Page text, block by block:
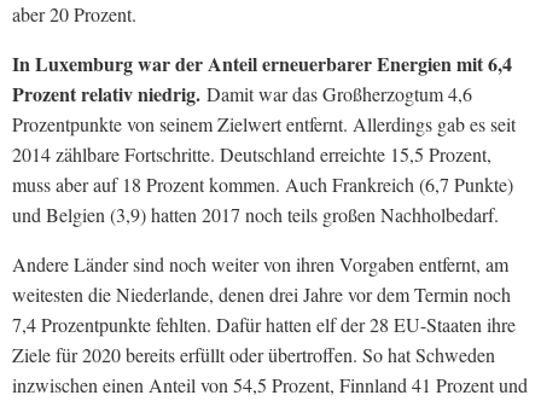
aber 20 Prozent.
In Luxemburg war der Anteil erneuerbarer Energien mit 6,4
Prozent relativ niedrig. Damit war das Großherzogtum 4,6
Prozentpunkte von seinem Zielwert entfernt. Allerdings gab es seit
2014 zählbare Fortschritte. Deutschland erreichte 15,5 Prozent,
muss aber auf 18 Prozent kommen. Auch Frankreich (6,7 Punkte)
und Belgien (3,9) hatten 2017 noch teils großen Nachholbedarf.
Andere Länder sind noch weiter von ihren Vorgaben entfernt, am
weitesten die Niederlande, denen drei Jahre vor dem Termin noch
7,4 Prozentpunkte fehlten. Dafür hatten elf der 28 EU-Staaten ihre
Ziele für 2020 bereits erfüllt oder übertroffen. So hat Schweden
inzwischen einen Anteil von 54,5 Prozent, Finnland 41 Prozent und